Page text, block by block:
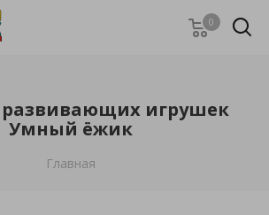
0
игрушек
Умный ёжик
Главная